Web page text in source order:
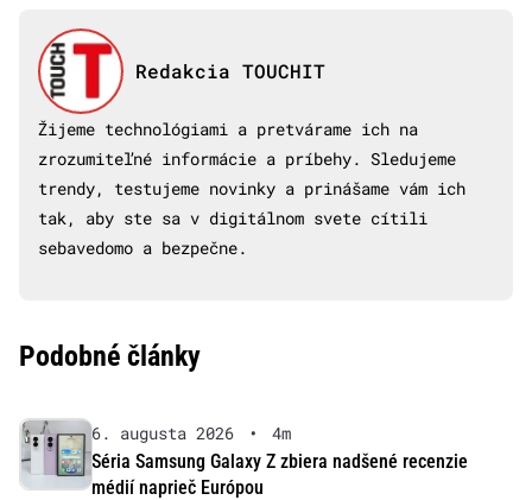
Redakcia TOUCHIT
Žijeme technológiami a pretvárame ich na
zrozumiteľné informácie a príbehy. Sledujeme
trendy, testujeme novinky a prinášame vám ich
tak, aby ste sa v digitálnom svete cítili
sebavedomo a bezpečne.
Podobné články
6. augusta 2026 •
4m
Séria Samsung Galaxy Z zbiera nadšené recenzie
médií naprieč Európou